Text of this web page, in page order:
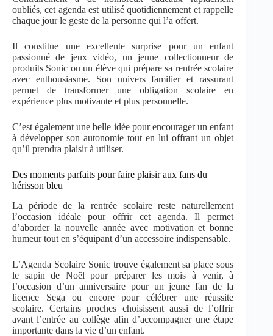
oubliés, cet agenda est utilisé quotidiennement et rappelle
chaque jour le geste de la personne qui l’a offert.
Il constitue une excellente surprise pour un enfant
passionné de jeux vidéo, un jeune collectionneur de
produits Sonic ou un élève qui prépare sa rentrée scolaire
avec enthousiasme. Son univers familier et rassurant
permet de transformer une obligation scolaire en
expérience plus motivante et plus personnelle.
C’est également une belle idée pour encourager un enfant
à développer son autonomie tout en lui offrant un objet
qu’il prendra plaisir à utiliser.
Des moments parfaits pour faire plaisir aux fans du
hérisson bleu
La période de la rentrée scolaire reste naturellement
l’occasion idéale pour offrir cet agenda. Il permet
d’aborder la nouvelle année avec motivation et bonne
humeur tout en s’équipant d’un accessoire indispensable.
L’Agenda Scolaire Sonic trouve également sa place sous
le sapin de Noël pour préparer les mois à venir, à
l’occasion d’un anniversaire pour un jeune fan de la
licence Sega ou encore pour célébrer une réussite
scolaire. Certains proches choisissent aussi de l’offrir
avant l’entrée au collège afin d’accompagner une étape
importante dans la vie d’un enfant.